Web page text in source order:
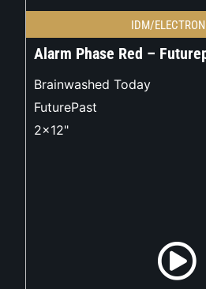
IDM/
Alarm Phase Red –
Brainwashed Today
FuturePast
2x12"